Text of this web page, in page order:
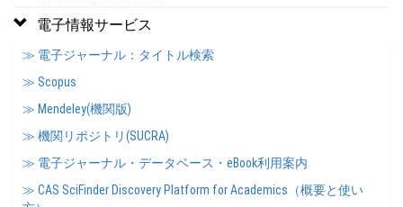
電子情報サービス
≫ 電子ジャーナル：タイトル検索
≫ Scopus
≫ Mendeley(機関版)
≫ 機関リポジトリ(SUCRA)
≫ 電子ジャーナル・データベース・eBook利用案内
≫ CAS SciFinder Discovery Platform for Academics（概要と使い